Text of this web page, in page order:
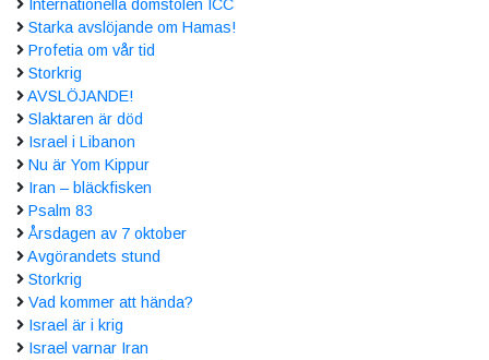
Internationella domstolen ICC
Starka avslöjande om Hamas!
Profetia om vår tid
Storkrig
AVSLÖJANDE!
Slaktaren är död
Israel i Libanon
Nu är Yom Kippur
Iran – bläckfisken
Psalm 83
Årsdagen av 7 oktober
Avgörandets stund
Storkrig
Vad kommer att hända?
Israel är i krig
Israel varnar Iran